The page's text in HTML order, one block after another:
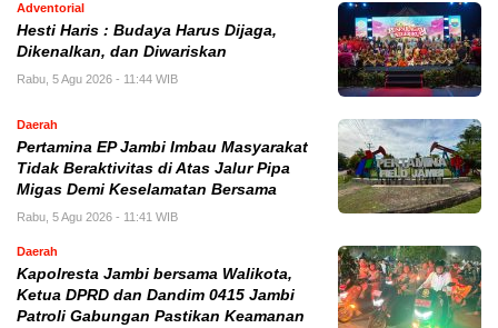
Adventorial
Hesti Haris : Budaya Harus Dijaga,
Dikenalkan, dan Diwariskan
Rabu, 5 Agu 2026 - 11:44 WIB
Daerah
Pertamina EP Jambi Imbau Masyarakat
Tidak Beraktivitas di Atas Jalur Pipa
Migas Demi Keselamatan Bersama
Rabu, 5 Agu 2026 - 11:41 WIB
Daerah
Kapolresta Jambi bersama Walikota,
Ketua DPRD dan Dandim 0415 Jambi
Patroli Gabungan Pastikan Keamanan